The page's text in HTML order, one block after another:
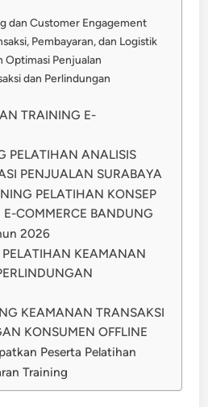
dan Customer Engagement
Pembayaran, dan Logistik
Optimasi Penjualan
dan Perlindungan
TRAINING E-
PELATIHAN ANALISIS
PENJUALAN SURABAYA
PELATIHAN KONSEP
COMMERCE BANDUNG
2026
KEAMANAN
KEAMANAN TRANSAKSI
KONSUMEN OFFLINE
Peserta Pelatihan
Training